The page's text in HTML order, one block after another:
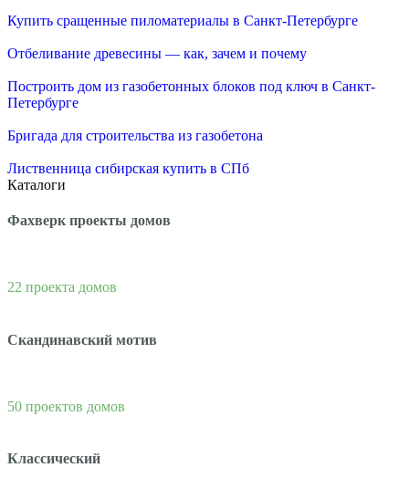
Купить сращенные пиломатериалы в Санкт-Петербурге
Отбеливание древесины — как, зачем и почему
Построить дом из газобетонных блоков под ключ в Санкт-
Петербурге
Бригада для строительства из газобетона
Лиственница сибирская купить в СПб
Каталоги
Фахверк проекты домов
22 проекта домов
Скандинавский мотив
50 проектов домов
Классический